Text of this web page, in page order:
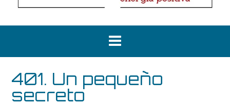
401. Un pequeño
secreto